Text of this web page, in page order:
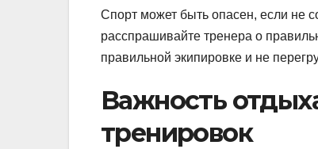
Спорт может быть опасен, если не
расспрашивайте тренера о
правильной экипировке и не
Важность
тренировок